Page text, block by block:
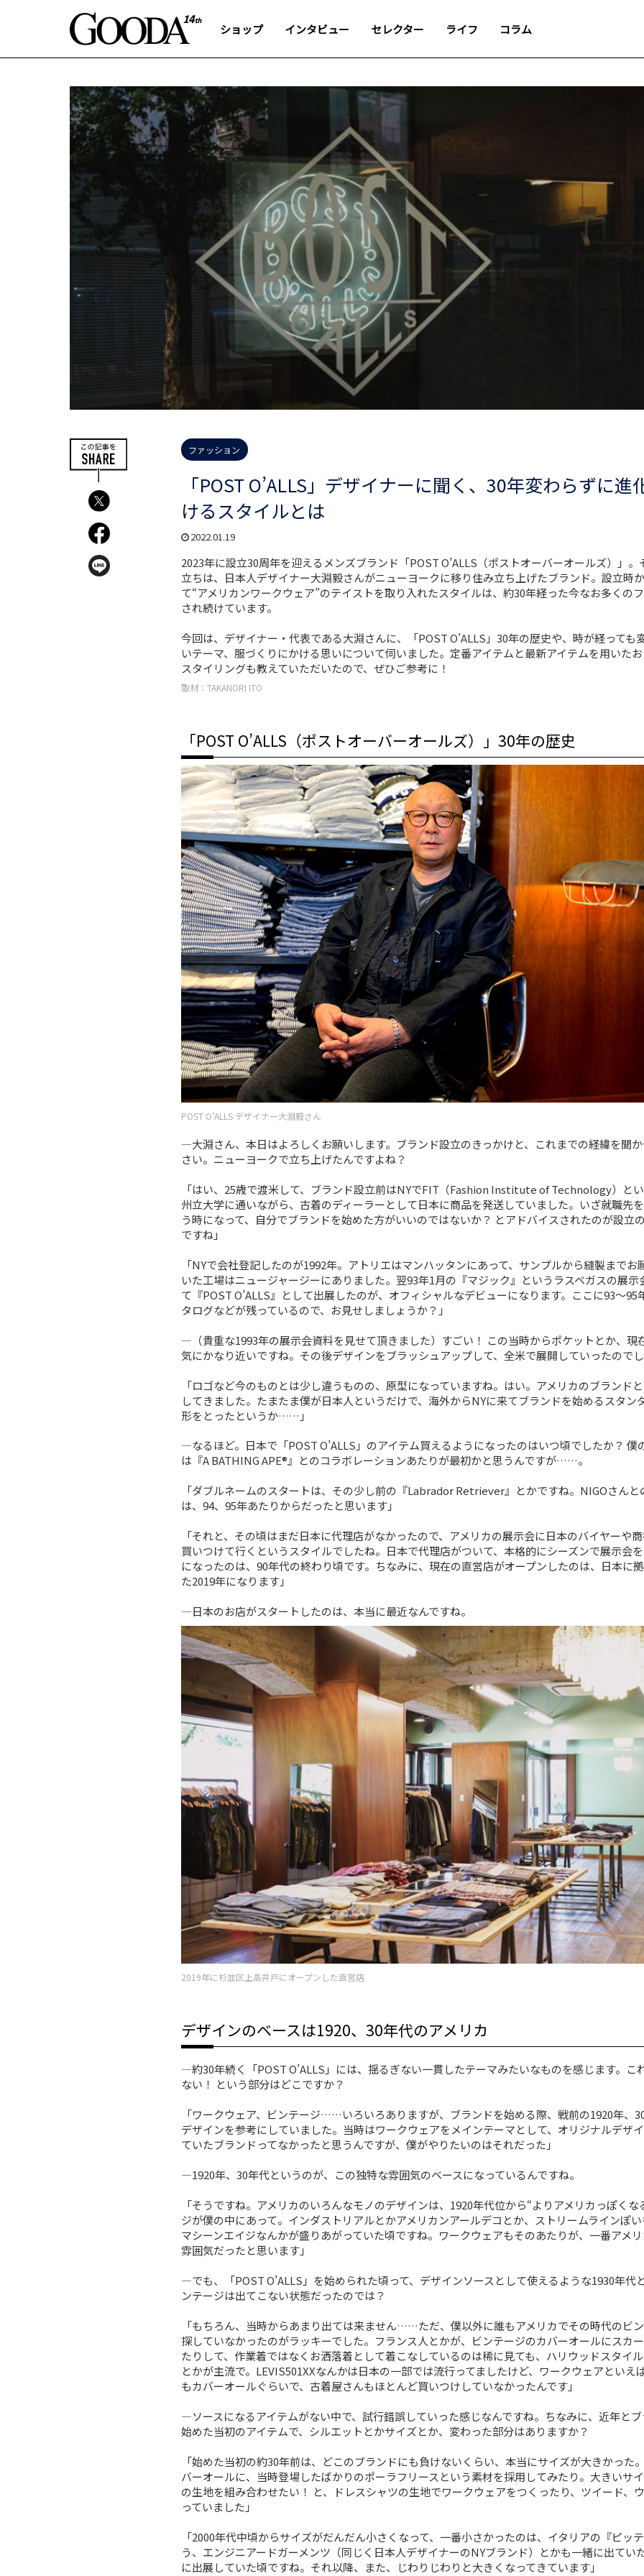
ショップ インタビュー セレクター ライフ コラム
ファッション
「POST O’ALLS」デザイナーに聞く、30年変わらずに進
けるスタイルとは
2022.01.19
2023年に設立30周年を迎えるメンズブランド「POST O’ALLS（ポストオーバーオールズ）」。
立ちは、日本人デザイナー大淵毅さんがニューヨークに移り住み立ち上げたブランド。設立時
て“アメリカンワークウェア”のテイストを取り入れたスタイルは、約30年経った今なお多くの
され続けています。
今回は、デザイナー・代表である大淵さんに、「POST O’ALLS」30年の歴史や、時が経っても
いテーマ、服づくりにかける思いについて伺いました。定番アイテムと最新アイテムを用いた
スタイリングも教えていただいたので、ぜひご参考に！
取材：TAKANORI ITO
「POST O’ALLS（ポストオーバーオールズ）」30年の歴史
POST O’ALLS デザイナー大淵毅さん
―大淵さん、本日はよろしくお願いします。ブランド設立のきっかけと、これまでの経緯を聞
さい。ニューヨークで立ち上げたんですよね？
「はい、25歳で渡米して、ブランド設立前はNYでFIT（Fashion Institute of Technology）と
州立大学に通いながら、古着のディーラーとして日本に商品を発送していました。いざ就職先
う時になって、自分でブランドを始めた方がいいのではないか？ とアドバイスされたのが設立
ですね」
「NYで会社登記したのが1992年。アトリエはマンハッタンにあって、サンプルから縫製までお
いた工場はニュージャージーにありました。翌93年1月の『マジック』というラスベガスの展示
て『POST O’ALLS』として出展したのが、オフィシャルなデビューになります。ここに93～95
タログなどが残っているので、お見せしましょうか？」
―（貴重な1993年の展示会資料を見せて頂きました）すごい！ この当時からポケットとか、現
気にかなり近いですね。その後デザインをブラッシュアップして、全米で展開していったので
「ロゴなど今のものとは少し違うものの、原型になっていますね。はい。アメリカのブランド
してきました。たまたま僕が日本人というだけで、海外からNYに来てブランドを始めるスタン
形をとったというか……」
―なるほど。日本で「POST O’ALLS」のアイテム買えるようになったのはいつ頃でしたか？ 僕
は『A BATHING APE®』とのコラボレーションあたりが最初かと思うんですが……。
「ダブルネームのスタートは、その少し前の『Labrador Retriever』とかですね。NIGOさんと
は、94、95年あたりからだったと思います」
「それと、その頃はまだ日本に代理店がなかったので、アメリカの展示会に日本のバイヤーや
買いつけて行くというスタイルでしたね。日本で代理店がついて、本格的にシーズンで展示会
になったのは、90年代の終わり頃です。ちなみに、現在の直営店がオープンしたのは、日本に
た2019年になります」
―日本のお店がスタートしたのは、本当に最近なんですね。
2019年に杉並区上高井戸にオープンした直営店
デザインのベースは1920、30年代のアメリカ
―約30年続く「POST O’ALLS」には、揺るぎない一貫したテーマみたいなものを感じます。こ
ない！ という部分はどこですか？
「ワークウェア、ビンテージ……いろいろありますが、ブランドを始める際、戦前の1920年、
デザインを参考にしていました。当時はワークウェアをメインテーマとして、オリジナルデザ
ていたブランドってなかったと思うんですが、僕がやりたいのはそれだった」
―1920年、30年代というのが、この独特な雰囲気のベースになっているんですね。
「そうですね。アメリカのいろんなモノのデザインは、1920年代位から“よりアメリカっぽくな
ジが僕の中にあって。インダストリアルとかアメリカンアールデコとか、ストリームラインぽ
マシーンエイジなんかが盛りあがっていた頃ですね。ワークウェアもそのあたりが、一番アメ
雰囲気だったと思います」
―でも、「POST O’ALLS」を始められた頃って、デザインソースとして使えるような1930年代
ンテージは出てこない状態だったのでは？
「もちろん、当時からあまり出ては来ません……ただ、僕以外に誰もアメリカでその時代のビ
探していなかったのがラッキーでした。フランス人とかが、ビンテージのカバーオールにスカ
たりして、作業着ではなくお洒落着として着こなしているのは稀に見ても、ハリウッドスタイル
とかが主流で。LEVIS501XXなんかは日本の一部では流行ってましたけど、ワークウェアといえ
もカバーオールぐらいで、古着屋さんもほとんど買いつけしていなかったんです」
―ソースになるアイテムがない中で、試行錯誤していった感じなんですね。ちなみに、近年と
始めた当初のアイテムで、シルエットとかサイズとか、変わった部分はありますか？
「始めた当初の約30年前は、どこのブランドにも負けないくらい、本当にサイズが大きかった
バーオールに、当時登場したばかりのポーラフリースという素材を採用してみたり。大きいサ
の生地を組み合わせたい！ と、ドレスシャツの生地でワークウェアをつくったり、ツイード、
っていました」
「2000年代中頃からサイズがだんだん小さくなって、一番小さかったのは、イタリアの『ピッ
う、エンジニアードガーメンツ（同じく日本人デザイナーのNYブランド）とかも一緒に出てい
に出展していた頃ですね。それ以降、また、じわりじわりと大きくなってきています」